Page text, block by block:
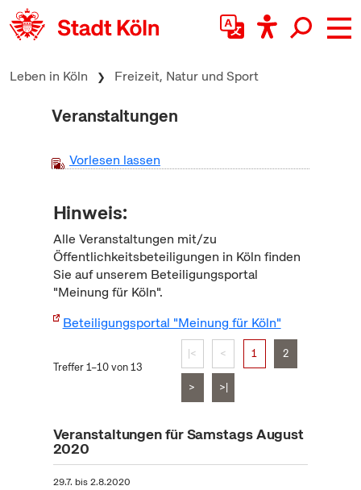
zum Inhalt springen
Leben in Köln Freizeit, Natur und Sport
Veranstaltungen
Vorlesen lassen
Hinweis:
Alle Veranstaltungen mit/zu
Öffentlichkeitsbeteiligungen in Köln finden
Sie auf unserem Beteiligungsportal
"Meinung für Köln".
Beteiligungsportal "Meinung für Köln"
Treffer 1–10 von 13
|< < 1 2
> >|
Veranstaltungen für Samstags August
2020
29.7. bis2.8.2020